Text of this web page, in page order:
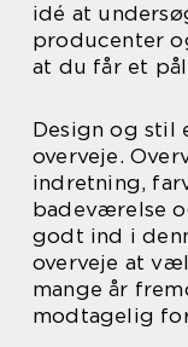
idé at
producenter
at du får et
Design og stil
overveje.
indretning,
badeværelse
godt ind i
overveje at
mange år
modtagelig